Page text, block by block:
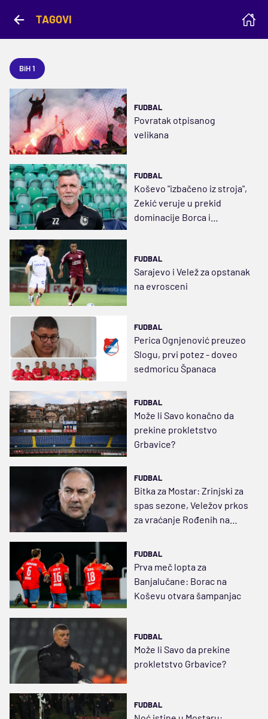
TAGOVI
BiH 1
FUDBAL
Povratak otpisanog
velikana
FUDBAL
Koševo "izbačeno iz stroja",
Zekić veruje u prekid
dominacije Borca i
FUDBAL
Sarajevo i Velež za opstanak
na evrosceni
FUDBAL
Perica Ognjenović preuzeo
Slogu, prvi potez - doveo
sedmoricu Španaca
FUDBAL
Može li Savo konačno da
prekine prokletstvo
Grbavice?
FUDBAL
Bitka za Mostar: Zrinjski za
spas sezone, Veležov prkos
za vraćanje Rođenih na
FUDBAL
Prva meč lopta za
Banjalučane: Borac na
Koševu otvara šampanjac
FUDBAL
Može li Savo da prekine
prokletstvo Grbavice?
FUDBAL